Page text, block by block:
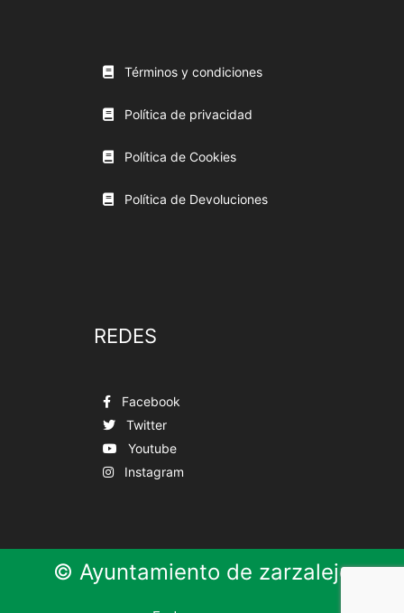
Términos y condiciones
Política de privacidad
Política de Cookies
Política de Devoluciones
REDES
Facebook
Twitter
Youtube
Instagram
© Ayuntamiento de zarzalejo